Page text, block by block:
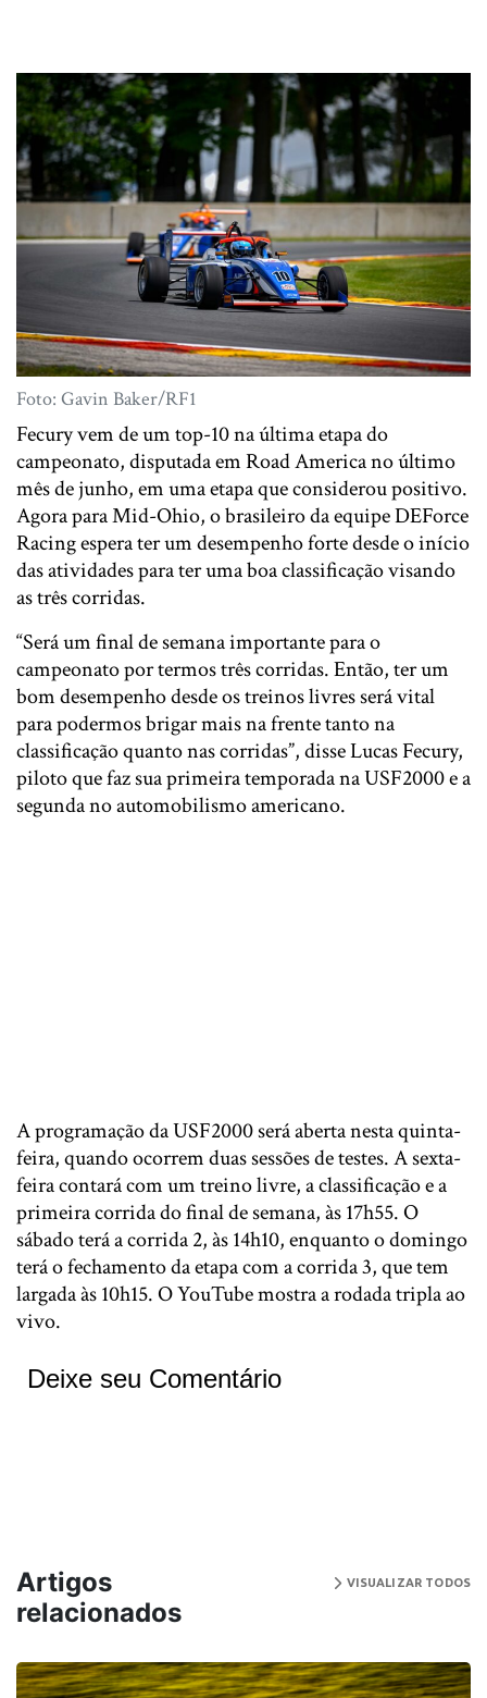
Foto: Gavin Baker/RF1
Fecury vem de um top-10 na última etapa do
campeonato, disputada em Road America no último
mês de junho, em uma etapa que considerou positivo.
Agora para Mid-Ohio, o brasileiro da equipe DEForce
Racing espera ter um desempenho forte desde o início
das atividades para ter uma boa classificação visando
as três corridas.
“Será um final de semana importante para o
campeonato por termos três corridas. Então, ter um
bom desempenho desde os treinos livres será vital
para podermos brigar mais na frente tanto na
classificação quanto nas corridas”, disse Lucas Fecury,
piloto que faz sua primeira temporada na USF2000 e a
segunda no automobilismo americano.
A programação da USF2000 será aberta nesta quinta-
feira, quando ocorrem duas sessões de testes. A sexta-
feira contará com um treino livre, a classificação e a
primeira corrida do final de semana, às 17h55. O
sábado terá a corrida 2, às 14h10, enquanto o domingo
terá o fechamento da etapa com a corrida 3, que tem
largada às 10h15. O YouTube mostra a rodada tripla ao
vivo.
Deixe seu Comentário
Artigos
relacionados
VISUALIZAR TODOS